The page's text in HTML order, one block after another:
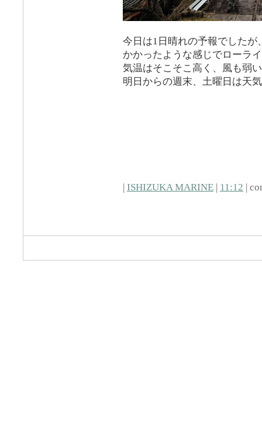
今日は1日晴れの予報でした
かかったような感じでローラ
気温はそこそこ高く、風も弱
明日からの週末、土曜日は天
| ISHIZUKA MARINE | 11:12 |